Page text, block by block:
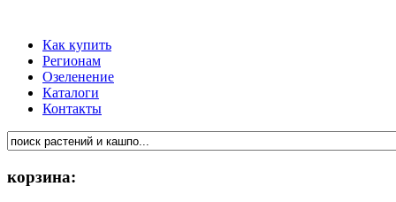
Как купить
Регионам
Озеленение
Каталоги
Контакты
корзина: